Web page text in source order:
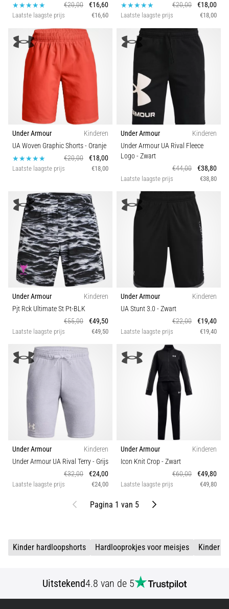
€20,00
€16,60
Laatste laagste prijs €16,60
€20,00
€18,00
Laatste laagste prijs €18,00
Under Armour
Kinderen
UA Woven Graphic Shorts- Oranje
€20,00
€18,00
Laatste laagste prijs €18,00
Under Armour
Kinderen
Under Armour UA Rival Fleece
Logo- Zwart
€44,00
€38,80
Laatste laagste prijs €38,80
Under Armour
Kinderen
Pjt Rck Ultimate St Pt-BLK
€55,00
€49,50
Laatste laagste prijs €49,50
Under Armour
Kinderen
UA Stunt 3.0 - Zwart
€22,00
€19,40
Laatste laagste prijs €19,40
Under Armour
Kinderen
Under Armour UA Rival Terry- Grijs
€32,00
€24,00
Laatste laagste prijs €24,00
Under Armour
Kinderen
Icon Knit Crop - Zwart
€60,00
€49,80
Laatste laagste prijs €49,80
VorigePagina 1 van 5 Volgende
Kinder hardloopshorts Hardlooprokjes voor meisjes Kinder
Uitstekend4.8 van de 5